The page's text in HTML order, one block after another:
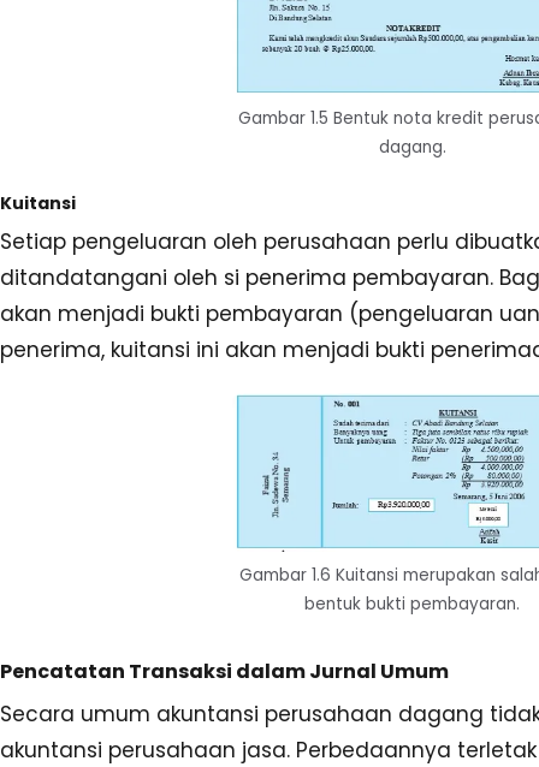
Gambar 1.5 Bentuk nota kredit
dagang.
Kuitansi
Setiap pengeluaran oleh perusahaan perlu
ditandatangani oleh si penerima pembayaran.
akan menjadi bukti pembayaran (pengeluaran
penerima, kuitansi ini akan menjadi bukti
Gambar 1.6 Kuitansi merupakan
bentuk bukti pembayaran.
Pencatatan Transaksi dalam Jurnal Umum
Secara umum akuntansi perusahaan dagang
akuntansi perusahaan jasa. Perbedaannya